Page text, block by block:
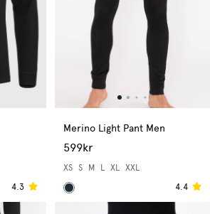
4.3
Merino Light Pant Men
599kr
XS S M L XL XXL
4.4